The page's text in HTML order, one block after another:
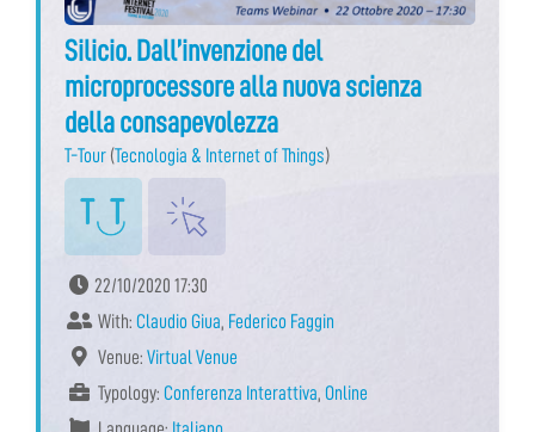
Silicio. Dall’invenzione del
microprocessore alla nuova scienza
della consapevolezza
T-Tour (Tecnologia & Internet of Things)
22/10/2020 17:30
With: Claudio Giua, Federico Faggin
Venue: Virtual Venue
Typology: Conferenza Interattiva, Online